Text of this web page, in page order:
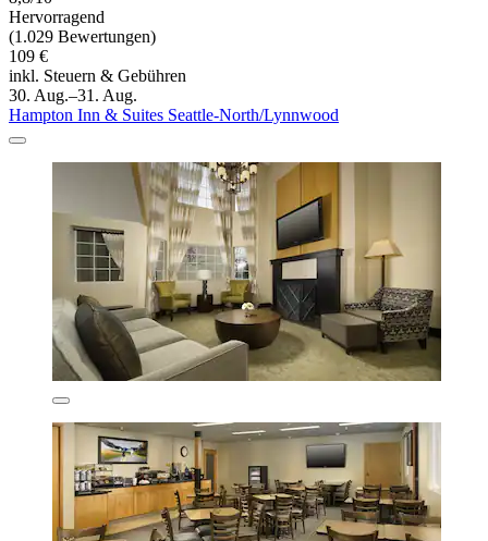
Hervorragend
(1.029 Bewertungen)
109 €
inkl. Steuern & Gebühren
30. Aug.–31. Aug.
Hampton Inn & Suites Seattle-North/Lynnwood